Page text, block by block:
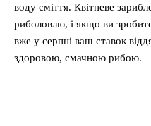
воду сміття. Квітневе
риболовлю, і якщо ви
вже у серпні ваш ставок
здоровою, смачною рибою.